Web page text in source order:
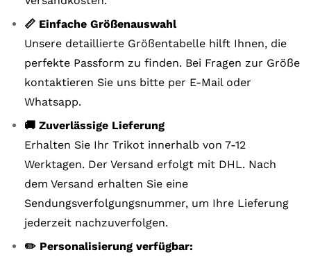
📏 Einfache Größenauswahl
Unsere detaillierte Größentabelle hilft Ihnen, die
perfekte Passform zu finden. Bei Fragen zur Größe
kontaktieren Sie uns bitte per E-Mail oder
Whatsapp.
🚚 Zuverlässige Lieferung
Erhalten Sie Ihr Trikot innerhalb von 7-12
Werktagen. Der Versand erfolgt mit DHL. Nach
dem Versand erhalten Sie eine
Sendungsverfolgungsnummer, um Ihre Lieferung
jederzeit nachzuverfolgen.
✏️ Personalisierung verfügbar: